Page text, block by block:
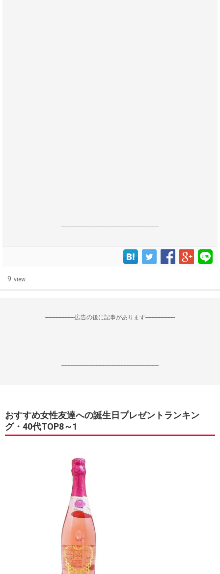
------------------------------------------------------------------
9 view
--------------------広告の後に記事があります--------------------
------------------------------------------------------------------
おすすめ女性友達への誕生日プレゼントランキン
グ・40代TOP8～1